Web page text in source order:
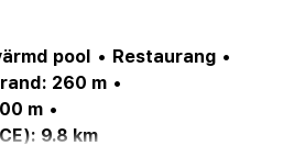
pool • Restaurang •
260 m •
m •
9.8 km